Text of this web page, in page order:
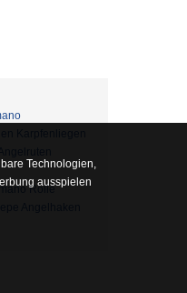
Rolle
Technologien,
ausspielen